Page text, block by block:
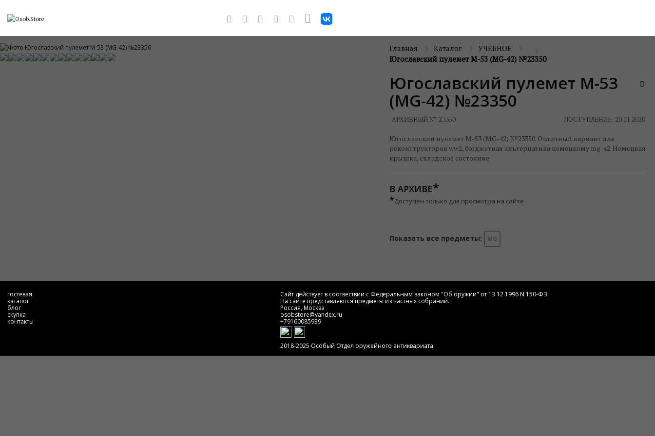
Главная Каталог
УЧЕБНОЕ
Югославский пулемет М-53 (MG-42) №23350
Югославский пулемет М-53
(MG-42) №23350
АРХИВНЫЙ №:23350 ПОСТУПЛЕНИЕ: 20.11.2020
Югославский пулемет М-53 (MG-42) №23350. Отличный вариант для
реконструкторов ww2, бюджетная альтернатива немецкому mg-42. Немецкая
крышка, складское состояние.
В АРХИВЕ
*Доступен только для просмотра на сайте
Показать все предметы: MG
гостевая
каталог
блог
скупка
контакты
Сайт действует в соотвествии с Федеральным законом "Об оружии" от 13.12.1996 N 150-ФЗ.
На сайте представляются предметы из частных собраний.
Россия, Москва
osobstore@yandex.ru
+79160085939
2018-2025 Особый Отдел оружейного антиквариата